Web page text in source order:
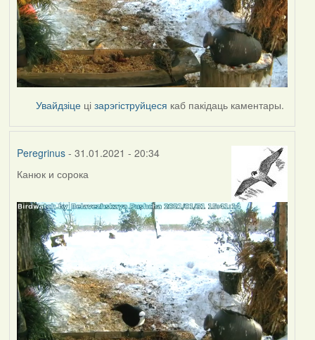
Увайдзіце цізарэгіструйцеся каб пакідаць каментары.
Peregrinus- 31.01.2021 - 20:34
Канюк и сорока